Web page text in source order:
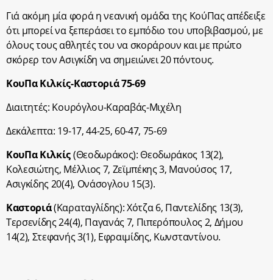
Γιά ακόμη μία φορά η νεανική ομάδα της ΚούΠας απέδειξε
ότι μπορεί να ξεπεράσει το εμπόδιο του υποβιβασμού, με
όλους τους αθλητές του να σκοράρουν και με πρώτο
σκόρερ τον Ασιγκίδη να σημειώνει 20 πόντους.
ΚουΠα Κιλκίς-Καστοριά 75-69
Διαιτητές: Κουρόγλου-Καραβάς-Μιχέλη
Δεκάλεπτα: 19-17, 44-25, 60-47, 75-69
ΚουΠα Κιλκίς(Θεοδωράκος): Θεοδωράκος 13(2),
Κολεσιώτης, Μέλλιος 7, Ζεϊμπέκης 3, Μανούσος 17,
Ασιγκίδης 20(4), Ονάσογλου 15(3).
Καστοριά(Καραταγλίδης): Χότζα 6, Παντελίδης 13(3),
Τερσενίδης 24(4), Παγανάς 7, Πιπερόπουλος 2, Δήμου
14(2), Στεφανής 3(1), Εφραιμίδης, Κωνσταντίνου.